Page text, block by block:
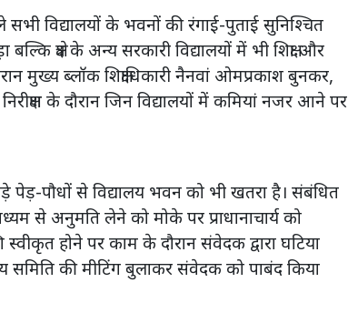
विद्यालयों के भवनों की रंगाई-पुताई सुनिश्चित
के अन्य सरकारी विद्यालयों में भी शिक्षा और
मुख्य ब्लॉक शिक्षाधिकारी नैनवां ओमप्रकाश बुनकर,
के दौरान जिन विद्यालयों में कमियां नजर आने पर
पेड़-पौधों से विद्यालय भवन को भी खतरा है। संबंधित
से अनुमति लेने को मोके पर प्राधानाचार्य को
होने पर काम के दौरान संवेदक द्वारा घटिया
समिति की मीटिंग बुलाकर संवेदक को पाबंद किया